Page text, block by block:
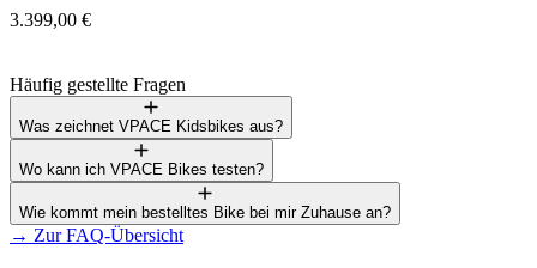
3.399,00 €
Häufig gestellte Fragen
Was zeichnet VPACE Kidsbikes aus?
Wo kann ich VPACE Bikes testen?
Wie kommt mein bestelltes Bike bei mir Zuhause an?
→ Zur FAQ-Übersicht